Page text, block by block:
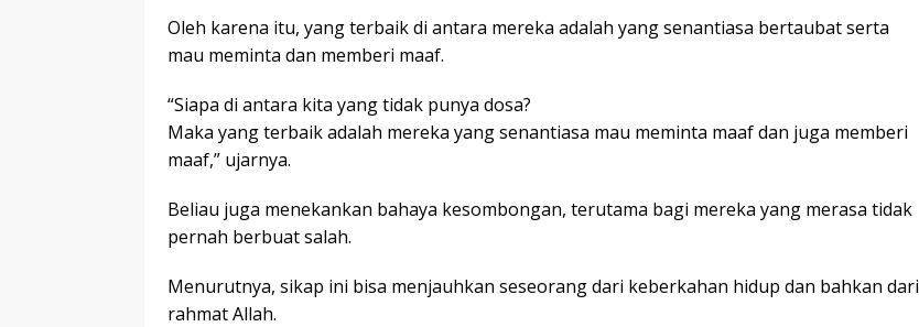
Oleh karena itu, yang terbaik di antara mereka adalah yang senantiasa bertaubat serta
mau meminta dan memberi maaf.
“Siapa di antara kita yang tidak punya dosa?
Maka yang terbaik adalah mereka yang senantiasa mau meminta maaf dan juga memberi
maaf,” ujarnya.
Beliau juga menekankan bahaya kesombongan, terutama bagi mereka yang merasa tidak
pernah berbuat salah.
Menurutnya, sikap ini bisa menjauhkan seseorang dari keberkahan hidup dan bahkan dari
rahmat Allah.